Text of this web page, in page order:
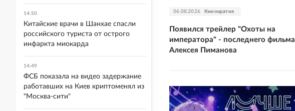
06.08.2026 Кинократия
Появился трейлер "Охоты на
императора" - последнего фильма
Алексея Пиманова
14:50
Китайские врачи в Шанхае спасли
российского туриста от острого
инфаркта миокарда
14:49
ФСБ показала на видео задержание
работавших на Киев криптоменял из
"Москва-сити"